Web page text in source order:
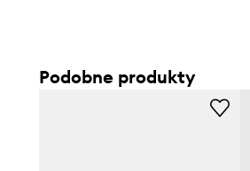
Podobne produkty